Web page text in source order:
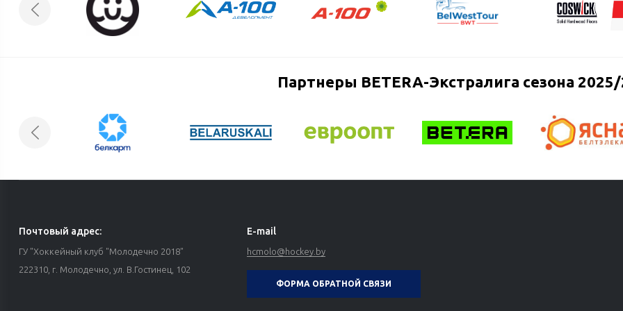
Партнеры BETERA-Экстралига сезона
Почтовый адрес:
ГУ "Хоккейный клуб "Молодечно 2018"
222310, г. Молодечно, ул. В.Гостинец, 102
E-mail
hcmolo@hockey.by
ФОРМА ОБРАТНОЙ СВЯЗИ